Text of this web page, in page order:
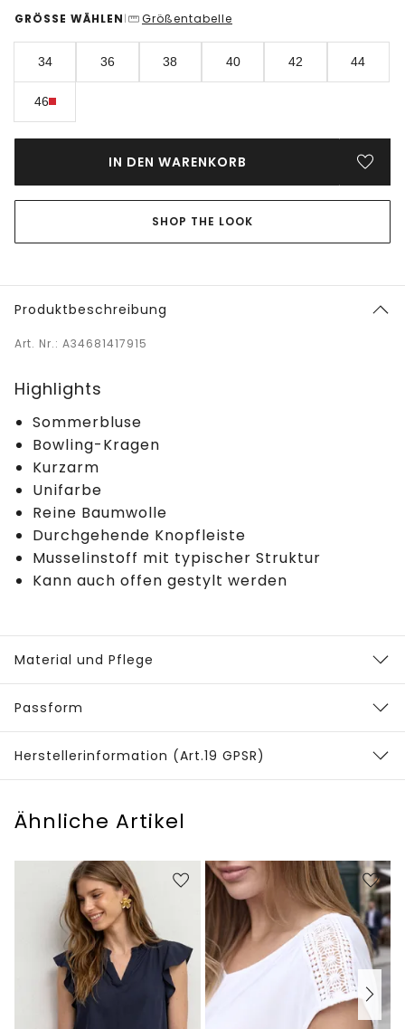
GRÖSSE WÄHLEN | Größentabelle
34 36 38 40 42 44
46
IN DEN WARENKORB
SHOP THE LOOK
Produktbeschreibung
Art. Nr.: A34681417915
Highlights
Sommerbluse
Bowling-Kragen
Kurzarm
Unifarbe
Reine Baumwolle
Durchgehende Knopfleiste
Musselinstoff mit typischer Struktur
Kann auch offen gestylt werden
Material und Pflege
Passform
Herstellerinformation (Art.19 GPSR)
Ähnliche Artikel